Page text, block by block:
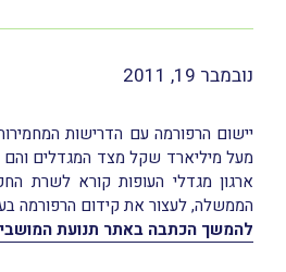
נובמבר 19, 2011
יישום הרפורמה עם הדרישות
מעל מיליארד שקל מצד המגדלים והם
ארגון מגדלי העופות קורא לשרת
הממשלה, לעצור את קידום הרפורמה
להמשך הכתבה באתר תנועת